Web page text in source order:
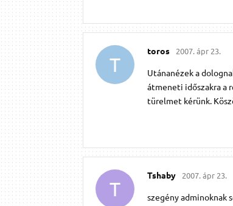
T
toros 2007. ápr 23.
Utánanézek a
átmeneti időszakra a
türelmet kérünk.
T
Tshaby 2007. ápr 23.
szegény adminoknak